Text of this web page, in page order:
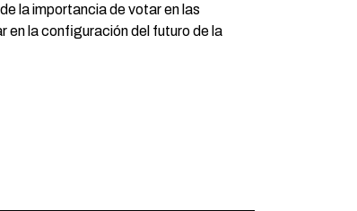
la importancia de votar en las
en la configuración del futuro de la